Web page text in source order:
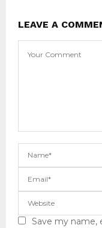
LEAVE A
Save my name,